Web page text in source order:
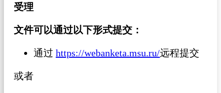
受理
文件可以通过以下形式提交：
通过 https://webanketa.msu.ru/远程提交
或者